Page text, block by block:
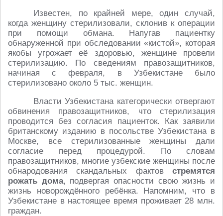
Известен, по крайней мере, один случай,
когда женщину стерилизовали, склонив к операции
при помощи обмана. Напугав пациентку
обнаруженной при обследовании «кистой», которая
якобы угрожает её здоровью, женщине провели
стерилизацию. По сведениям правозащитников,
начиная с февраля, в Узбекистане было
стерилизовано около 5 тыс. женщин.
Власти Узбекистана категорически отвергают
обвинения правозащитников, что стерилизация
проводится без согласия пациенток. Как заявили
британскому изданию в посольстве Узбекистана в
Москве, все стерилизованные женщины дали
согласие перед процедурой. По словам
правозащитников, многие узбекские женщины после
обнародования скандальных фактов стремятся
рожать дома, подвергая опасности свою жизнь и
жизнь новорождённого ребёнка. Напомним, что в
Узбекистане в настоящее время проживает 28 млн.
граждан.